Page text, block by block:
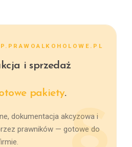
i sprzedaż
pakiety.
dokumentacja akcyzowa i
prawników — gotowe do